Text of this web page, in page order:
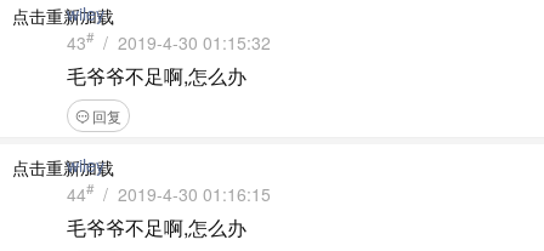
点击重新加载
wiley
43# / 2019-4-30 01:15:32
毛爷爷不足啊,怎么办
回复
点击重新加载
wiley
44# / 2019-4-30 01:16:15
毛爷爷不足啊,怎么办